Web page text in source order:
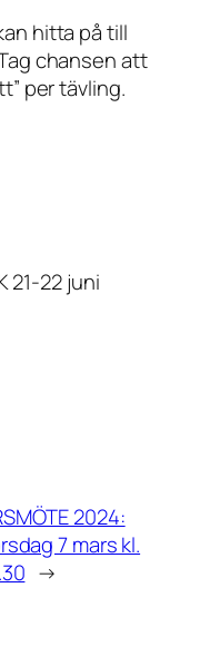
hitta på till
chansen att
per tävling.
21-22 juni
2024:
7 mars kl.
→